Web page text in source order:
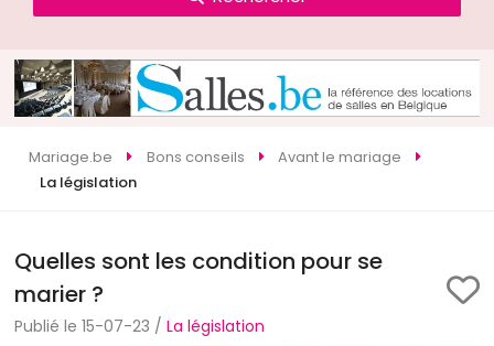
Mariage.be Bons conseils
Avant le mariage
La législation
Quelles sont les condition pour se
marier ?
Publié le 15-07-23 /La législation